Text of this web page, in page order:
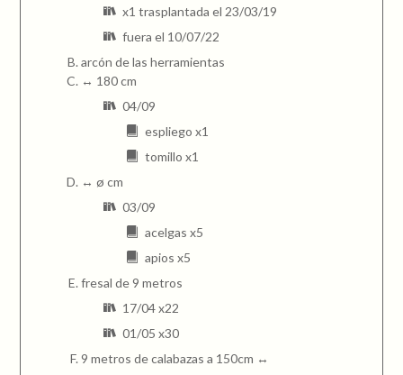
x1 trasplantada el 23/03/19
fuera el 10/07/22
arcón de las herramientas
↔ 180 cm
04/09
espliego x1
tomillo x1
↔ ø cm
03/09
acelgas x5
apios x5
fresal de 9 metros
17/04 x22
01/05 x30
9 metros de calabazas a 150cm ↔